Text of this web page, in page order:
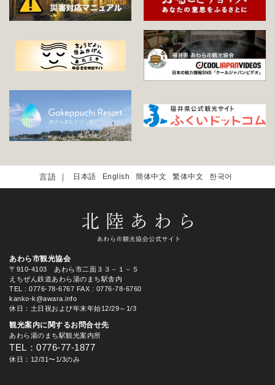
日本語 English 簡体中文 繁体中文 한국어
あわら市観光協会
〒910-4103 あわら市二面３３－１－５
えちぜん鉄道あわら湯のまち駅舎内
TEL
: 0776-78-6767 FAX : 0776-78-6760
kanko-k@awara.info
休日：土日祝および年末年始12/29～1/3
観光案内に関するお問合せ先
あわら湯のまち駅観光案内所
TEL：0776-77-1877
休日：12/31〜1/3のみ